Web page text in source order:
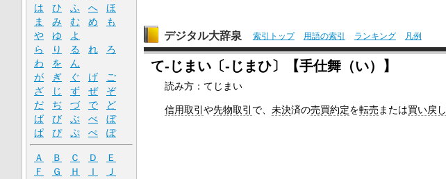
デジタル大辞泉 索引トップ 用語の索引 ランキング 凡例
て‐じまい〔‐じまひ〕【手仕舞（い）】
読み方：てじまい
信用取引や先物取引 で、未決済の売買約定を転売 または買い戻し
は
ひ ふ へ
ほ
ま
み む め
も
や
ゆ
よ
ら
り る れ
ろ
わ
を
ん
が
ぎ ぐ げ
ご
ざ
じ ず ぜ
ぞ
だ
ぢ づ で
ど
ば
び ぶ べ
ぼ
ぱ
ぴ ぷ ぺ ぽ
Ａ Ｂ Ｃ Ｄ
Ｅ
Ｆ
Ｇ Ｈ Ｉ
Ｊ